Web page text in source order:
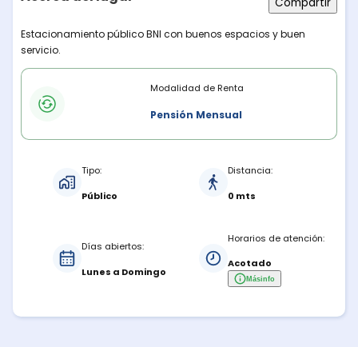
Compartir
Descripción del lugar
Estacionamiento público BNI con buenos espacios y buen
servicio.
Modalidades de rentaModalidad de Renta
Pensión Mensual
Tipo:
Público
Distancia:
0 mts
Días abiertos:
Lunes a Domingo
Horarios de atención:
Acotado
Másinfo